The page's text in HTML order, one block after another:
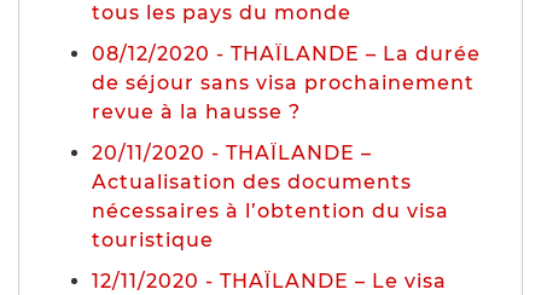
tous les pays du monde
08/12/2020 - THAÏLANDE – La durée
de séjour sans visa prochainement
revue à la hausse ?
20/11/2020 - THAÏLANDE –
Actualisation des documents
nécessaires à l’obtention du visa
touristique
12/11/2020 - THAÏLANDE – Le visa